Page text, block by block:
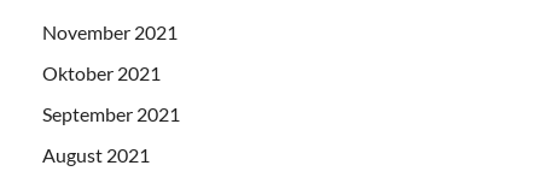
November 2021
Oktober 2021
September 2021
August 2021